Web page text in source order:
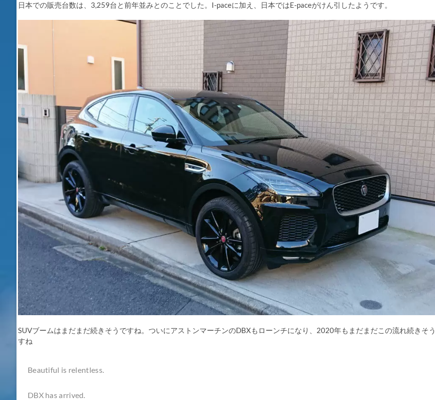
日本での販売台数は、3,259台と前年並みとのことでした。I-paceに加え、日本ではE-paceがけん引したようです。
SUVブームはまだまだ続きそうですね。ついにアストンマーチンのDBXもローンチになり、2020年もまだまだこの流れ続きそ
すね
Beautiful is relentless.
DBX has arrived.